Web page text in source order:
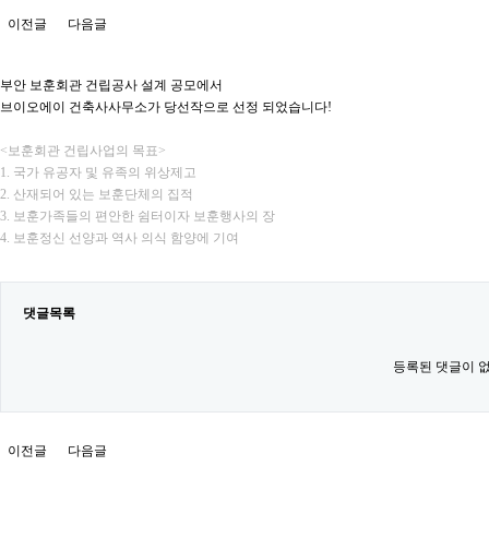
이전글 다음글
부안 보훈회관 건립공사 설계 공모에서
브이오에이 건축사사무소가 당선작으로 선정 되었습니다!
<보훈회관 건립사업의 목표>
1. 국가 유공자 및 유족의 위상제고
2. 산재되어 있는 보훈단체의 집적
3. 보훈가족들의 편안한 쉼터이자 보훈행사의 장
4. 보훈정신 선양과 역사 의식 함양에 기여
댓글목록
등록된 댓글이
이전글 다음글